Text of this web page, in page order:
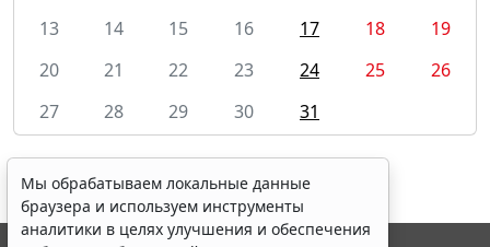
13
14 15 16 17 18
19
20
21 22 23 24 25
26
27
28 29 30 31
Мы обрабатываем локальные данные
браузера и используем инструменты
аналитики в целях улучшения и обеспечения